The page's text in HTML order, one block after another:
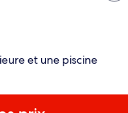
et une piscine